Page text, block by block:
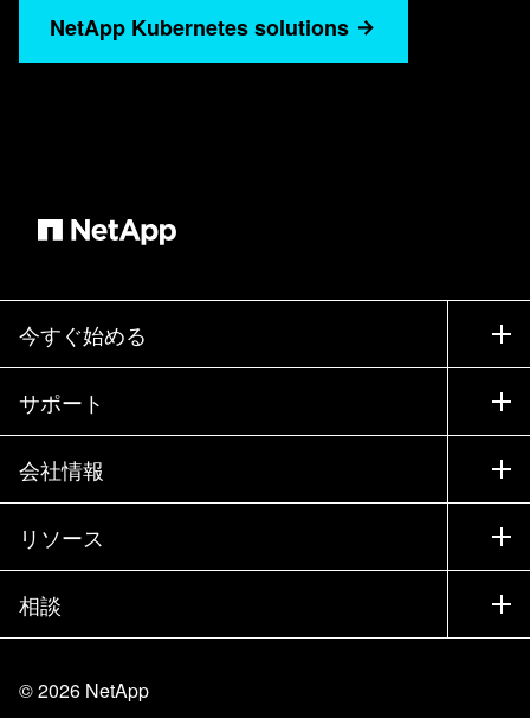
NetApp Kubernetes solutions
今すぐ始める
購入方法
営業チームへのお問い合わせ
パートナーを検索
エグゼクティブ ブリーフィング
製品A-Z
サポート
サポート
トレーニング
ドキュメント
ナレッジ ベース
コミュニティ
知識の習得
会社情報
会社情報
パートナー
採用情報
Trust Center
リソース
ニュースルーム
イベント
ブログ
相談
当サイトに関するフィードバック
©2026 NetApp